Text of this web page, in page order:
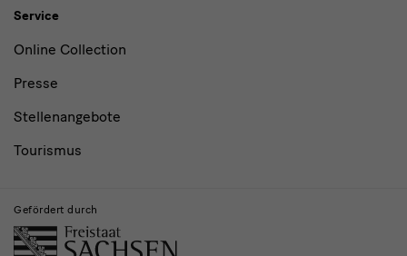
Service
Online Collection
Presse
Stellenangebote
Tourismus
Gefördert durch